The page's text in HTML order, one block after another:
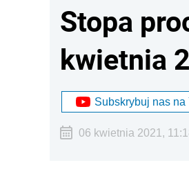
Stopa
kwietnia
Subskrybuj nas na
06 kwietnia 2021,